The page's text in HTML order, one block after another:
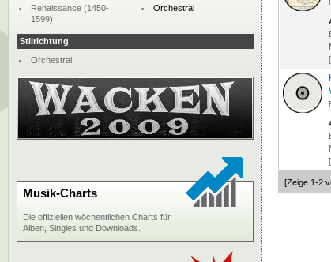
[Zeige 1-2
Renaissance (1450-
1599)
Orchestral
Stilrichtung
Orchestral
Musik-Charts
Die offiziellen wöchentlichen Charts für
Alben, Singles und Downloads.